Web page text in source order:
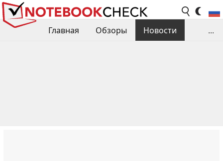
Главная Обзоры
Новости
...